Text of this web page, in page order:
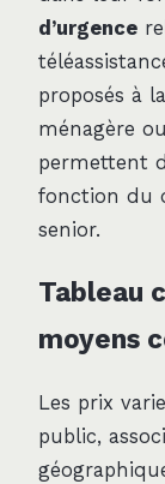
d’urgence
proposés à
ménagère
permettent
fonction du
senior.
Tableau
moyens
Les prix
public,